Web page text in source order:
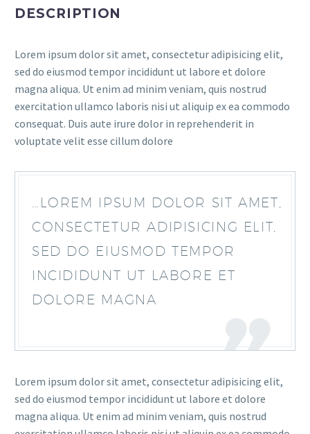
DESCRIPTION
Lorem ipsum dolor sit amet, consectetur adipisicing elit,
sed do eiusmod tempor incididunt ut labore et dolore
magna aliqua. Ut enim ad minim veniam, quis nostrud
exercitation ullamco laboris nisi ut aliquip ex ea commodo
consequat. Duis aute irure dolor in reprehenderit in
voluptate velit esse cillum dolore
…LOREM IPSUM DOLOR SIT AMET,
CONSECTETUR ADIPISICING ELIT,
SED DO EIUSMOD TEMPOR
INCIDIDUNT UT LABORE ET
DOLORE MAGNA
Lorem ipsum dolor sit amet, consectetur adipisicing elit,
sed do eiusmod tempor incididunt ut labore et dolore
magna aliqua. Ut enim ad minim veniam, quis nostrud